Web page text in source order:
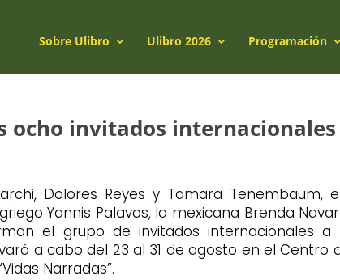
Sobre Ulibro Ulibro 2026 Programación
ocho invitados internacionales
Dolores Reyes y Tamara Tenembaum,
Yannis Palavos, la mexicana Brenda
el grupo de invitados internacionales a
a cabo del 23 al 31 de agosto en el Centro
Narradas”.